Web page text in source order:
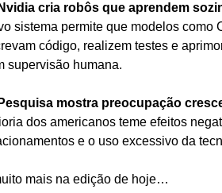
cria robôs que aprendem
sistema permite que modelos como
código, realizem testes e
supervisão humana.
mostra preocupação
dos americanos teme efeitos
e o uso excessivo da
mais na edição de hoje…